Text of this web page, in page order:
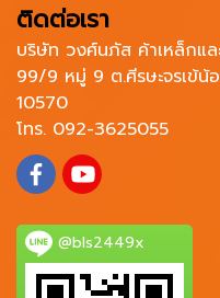
ติดต่อเรา
บริษัท วงศ์นภัส ค้าเหล็กแ
99/9 หมู่ 9 ต.ศีรษะจรเข้น้
10570
โทร. 092-3625055
@bls2449x